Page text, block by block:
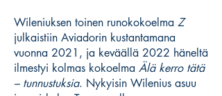
Wileniuksen toinen runokokoelma Z
julkaistiin Aviadorin kustantamana
vuonna 2021, ja keväällä 2022 häneltä
ilmestyi kolmas kokoelma Älä kerro tätä
– tunnustuksia. Nykyisin Wilenius asuu